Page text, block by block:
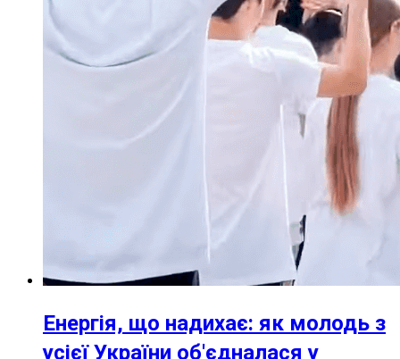
Енергія, що надихає: як молодь з
усієї України об'єдналася у